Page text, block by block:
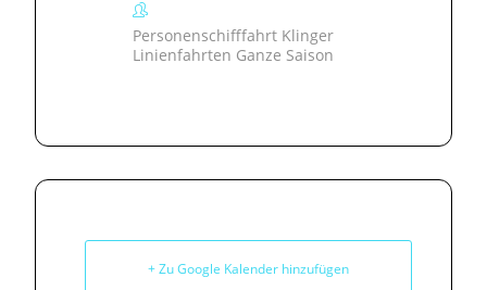
Personenschifffahrt Klinger
Linienfahrten Ganze Saison
+ Zu Google Kalender hinzufügen